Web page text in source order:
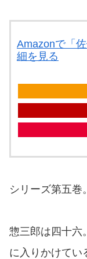
Amazonで「
細を見る
シリーズ第五巻。
惣三郎は四十六
に入りかけてい